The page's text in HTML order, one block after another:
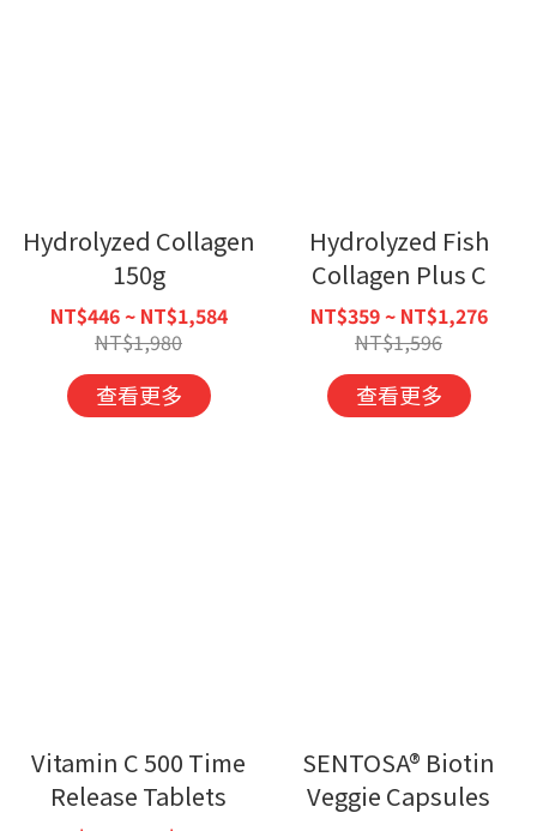
Hydrolyzed Collagen
150g
NT$446 ~ NT$1,584
NT$1,980
查看更多
Hydrolyzed Fish
Collagen Plus C
NT$359 ~ NT$1,276
NT$1,596
查看更多
Vitamin C 500 Time
Release Tablets
SENTOSA® Biotin
Veggie Capsules